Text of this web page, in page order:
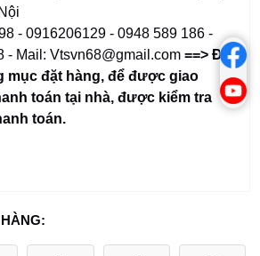
- 0916206129 - 0948 589 186 -
- Mail: Vtsvn68@gmail.com==> Để
mục đặt hàng,để được giao
toán tại nhà, được kiểm tra
toán.